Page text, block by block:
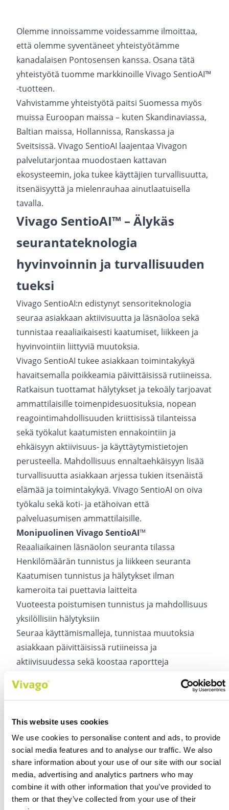
This website uses cookies
We use cookies to personalise content and ads, to provide
social media features and to analyse our traffic. We also
share information about your use of our site with our social
media, advertising and analytics partners who may
combine it with other information that you’ve provided to
them or that they’ve collected from your use of their
Olemme innoissamme voidessamme ilmoittaa,
että olemme syventäneet yhteistyötämme
kanadalaisen Pontosensen kanssa. Osana tätä
yhteistyötä tuomme markkinoille Vivago SentioAI™
-tuotteen.
Vahvistamme yhteistyötä paitsi Suomessa myös
muissa Euroopan maissa – kuten Skandinaviassa,
Baltian maissa, Hollannissa, Ranskassa ja
Sveitsissä. Vivago SentioAI laajentaa Vivagon
palvelutarjontaa muodostaen kattavan
ekosysteemin, joka tukee käyttäjien turvallisuutta,
itsenäisyyttä ja mielenrauhaa ainutlaatuisella
tavalla.
Vivago SentioAI™ – Älykäs
seurantateknologia
hyvinvoinnin ja turvallisuuden
tueksi
Vivago SentioAI:n edistynyt sensoriteknologia
seuraa asiakkaan aktiivisuutta ja läsnäoloa sekä
tunnistaa reaaliaikaisesti kaatumiset, liikkeen ja
hyvinvointiin liittyviä muutoksia.
Vivago SentioAI tukee asiakkaan toimintakykyä
havaitsemalla poikkeamia päivittäisissä rutiineissa.
Ratkaisun tuottamat hälytykset ja tekoäly tarjoavat
ammattilaisille toimenpidesuosituksia, nopean
reagointimahdollisuuden kriittisissä tilanteissa
sekä työkalut kaatumisten ennakointiin ja
ehkäisyyn aktiivisuus- ja käyttäytymistietojen
perusteella. Mahdollisuus ennaltaehkäisyyn lisää
turvallisuutta asiakkaan arjessa tukien itsenäistä
elämää ja toimintakykyä. Vivago SentioAI on oiva
työkalu sekä koti- ja etähoivan että
palveluasumisen ammattilaisille.
Monipuolinen Vivago SentioAI™
Reaaliaikainen läsnäolon seuranta tilassa
Henkilömäärän tunnistus ja liikkeen seuranta
Kaatumisen tunnistus ja hälytykset ilman
kameroita tai puettavia laitteita
Vuoteesta poistumisen tunnistus ja mahdollisuus
yksilöllisiin hälytyksiin
Seuraa käyttämismalleja, tunnistaa muutoksia
asiakkaan päivittäisissä rutiineissa ja
aktiivisuudessa sekä koostaa raportteja
Asiakkaan hengityksen seuranta ilman puettavia
Lue myös tiedotteemme
Pontosensen kanssa
ja tutustu tarkemmin
Vivago SentioAI:hin.